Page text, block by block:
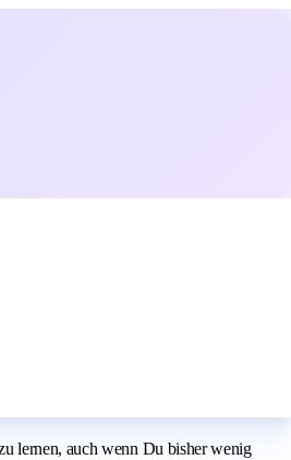
lernen, auch wenn Du bisher wenig